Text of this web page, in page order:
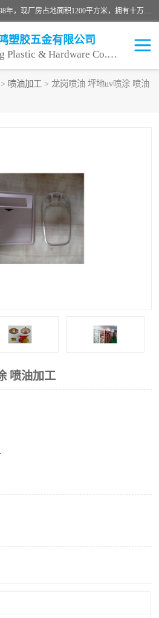
良鸿塑胶五金有限公司成 立于1998年，现厂房占地面积1200平方米，拥有十万级无尘车间，自动喷涂线1条，手动喷涂线2条，丝印移印滚印烫印拉线1条，本公司自建厂以来一直 以“顾客、品质、服务三个第一”为原则，从来货到处理、喷漆、烘烤、品检、包装等每一道工序都严格把持质量关，竭诚为广大朋友、客户服务。现如今已深得广 大客户信赖。
塑胶五金有限公司
Liang Hong Plastic & Hardware Co. Ltd
> 喷油加工 > 龙岗喷油 坪地uv喷涂 喷油
喷油加工